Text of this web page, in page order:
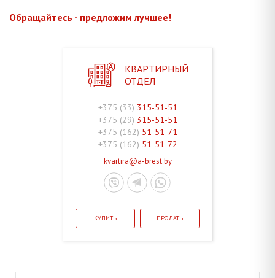
Обращайтесь - предложим лучшее!
КВАРТИРНЫЙ
ОТДЕЛ
+375 (33) 315-51-51
+375 (29) 315-51-51
+375 (162) 51-51-71
+375 (162) 51-51-72
kvartira@a-brest.by
КУПИТЬ ПРОДАТЬ